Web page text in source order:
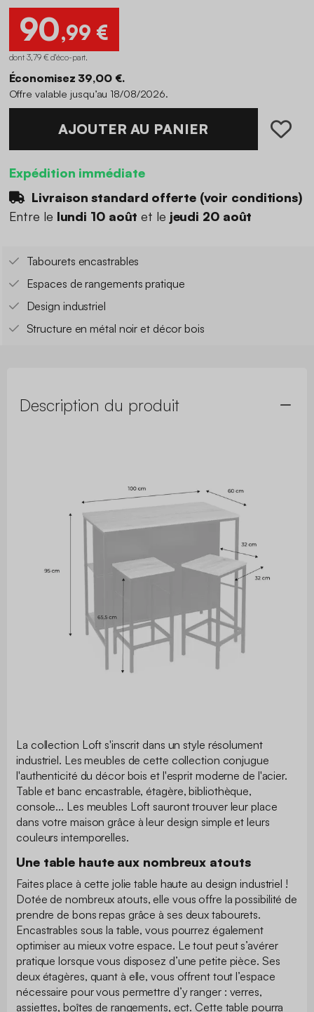
90,99 €
dont 3,79 € d'éco-part.
Économisez 39,00 €.
Offre valable jusqu’au 18/08/2026.
AJOUTER AU PANIER
Expédition immédiate
Livraison standard offerte (voir conditions)
Entre le lundi 10 août et le jeudi 20 août
Tabourets encastrables
Espaces de rangements pratique
Design industriel
Structure en métal noir et décor bois
Description du produit
La collection Loft s'inscrit dans un style résolument
industriel. Les meubles de cette collection conjugue
l'authenticité du décor bois et l'esprit moderne de l'acier.
Table et banc encastrable, étagère, bibliothèque,
console... Les meubles Loft sauront trouver leur place
dans votre maison grâce à leur design simple et leurs
couleurs intemporelles.
Une table haute aux nombreux atouts
Faites place à cette jolie table haute au design industriel !
Dotée de nombreux atouts, elle vous offre la possibilité de
prendre de bons repas grâce à ses deux tabourets.
Encastrables sous la table, vous pourrez également
optimiser au mieux votre espace. Le tout peut s’avérer
pratique lorsque vous disposez d’une petite pièce. Ses
deux étagères, quant à elle, vous offrent tout l’espace
nécessaire pour vous permettre d’y ranger : verres,
assiettes, boîtes de rangements, ect. Cette table pourra